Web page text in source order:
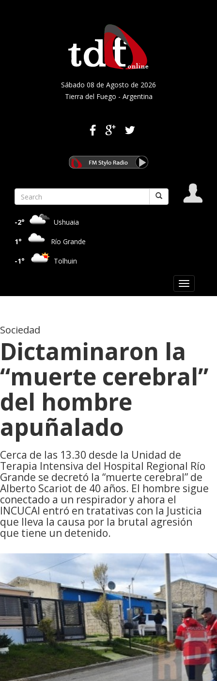
Sábado 08 de Agosto de 2026
Tierra del Fuego - Argentina
-2° Ushuaia
1° Río Grande
-1° Tolhuin
Toggle
navigation
Sociedad
Dictaminaron la
“muerte cerebral”
del hombre
apuñalado
Cerca de las 13.30 desde la Unidad de
Terapia Intensiva del Hospital Regional Río
Grande se decretó la “muerte cerebral” de
Alberto Scariot de 40 años. El hombre sigue
conectado a un respirador y ahora el
INCUCAI entró en tratativas con la Justicia
que lleva la causa por la brutal agresión
que tiene un detenido.